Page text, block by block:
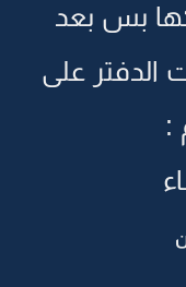
بس بعد
الدفتر على
: